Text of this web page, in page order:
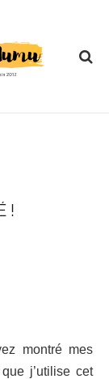
!
montré mes
j’utilise cet